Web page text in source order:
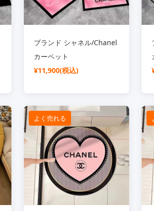
ブランド シャネル/Chanel
カーペット
¥11,900(税込)
よく売れる